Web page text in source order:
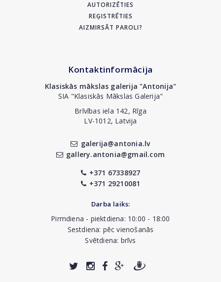
AUTORIZĒTIES
REĢISTRĒTIES
AIZMIRSĀT PAROLI?
Kontaktinformācija
Klasiskās mākslas galerija "Antonija"
SIA "Klasiskās Mākslas Galerija"
Brīvības iela 142, Rīga
LV-1012, Latvija
galerija@antonia.lv
gallery.antonia@gmail.com
+371 67338927
+371 29210081
Darba laiks:
Pirmdiena - piektdiena: 10:00 - 18:00
Sestdiena: pēc vienošanās
Svētdiena: brīvs